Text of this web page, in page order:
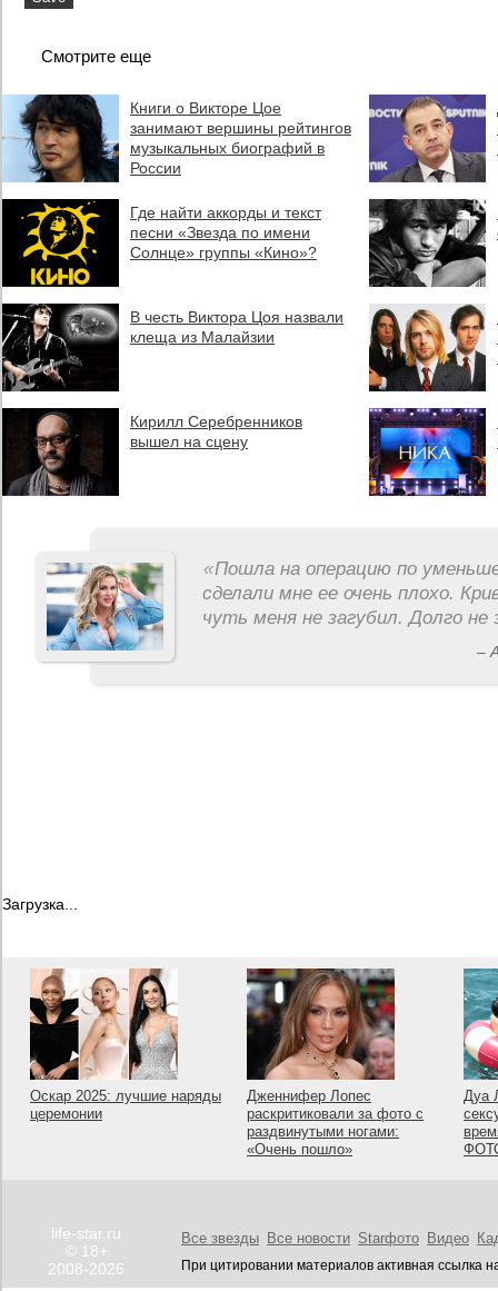
Смотрите еще
Книги о Викторе Цое
занимают вершины рейтингов
музыкальных биографий в
России
Где найти аккорды и текст
песни «Звезда по имени
Солнце» группы «Кино»?
В честь Виктора Цоя назвали
клеща из Малайзии
Кирилл Серебренников
вышел на сцену
«Пошла на операцию по
сделали мне ее очень плохо.
чуть меня не загубил. Долго не
–
Загрузка...
Оскар 2025: лучшие наряды
церемонии
Дженнифер Лопес
раскритиковали за фото с
раздвинутыми ногами:
«Очень пошло»
Дуа
life-star.ru
© 18+
2008-2026
Все звезды Все новости Starфото Видео
При цитировании материалов активная ссылка